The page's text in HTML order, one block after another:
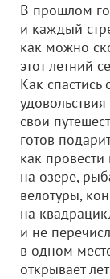
В прошлом
и каждый
как можно
этот летний
Как
свои
готов
как
на озере,
велотуры,
на
и не
в одном
открывает